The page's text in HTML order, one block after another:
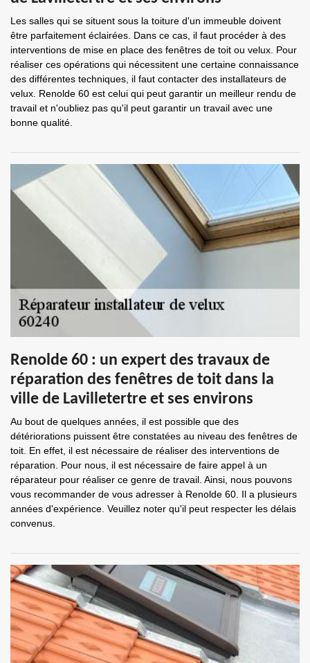
Les salles qui se situent sous la toiture d'un immeuble doivent
être parfaitement éclairées. Dans ce cas, il faut procéder à des
interventions de mise en place des fenêtres de toit ou velux. Pour
réaliser ces opérations qui nécessitent une certaine connaissance
des différentes techniques, il faut contacter des installateurs de
velux. Renolde 60 est celui qui peut garantir un meilleur rendu de
travail et n'oubliez pas qu'il peut garantir un travail avec une
bonne qualité.
Renolde 60 : un expert des travaux de
réparation des fenêtres de toit dans la
ville de Lavilletertre et ses environs
Au bout de quelques années, il est possible que des
détériorations puissent être constatées au niveau des fenêtres de
toit. En effet, il est nécessaire de réaliser des interventions de
réparation. Pour nous, il est nécessaire de faire appel à un
réparateur pour réaliser ce genre de travail. Ainsi, nous pouvons
vous recommander de vous adresser à Renolde 60. Il a plusieurs
années d'expérience. Veuillez noter qu'il peut respecter les délais
convenus.